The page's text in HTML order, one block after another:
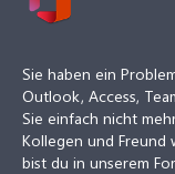
Sie haben ein
Outlook, Access,
Sie einfach nicht
Kollegen und Freund
bist du in unserem